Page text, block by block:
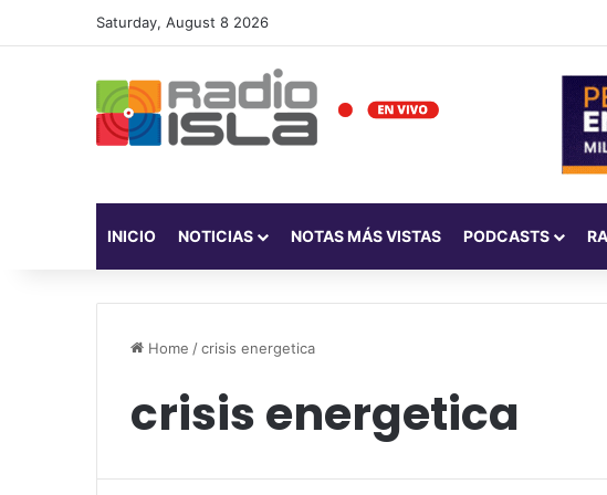
Saturday, August 8 2026
INICIO NOTICIAS NOTAS MÁS VISTAS PODCASTS
Home /crisis energetica
crisis energetica